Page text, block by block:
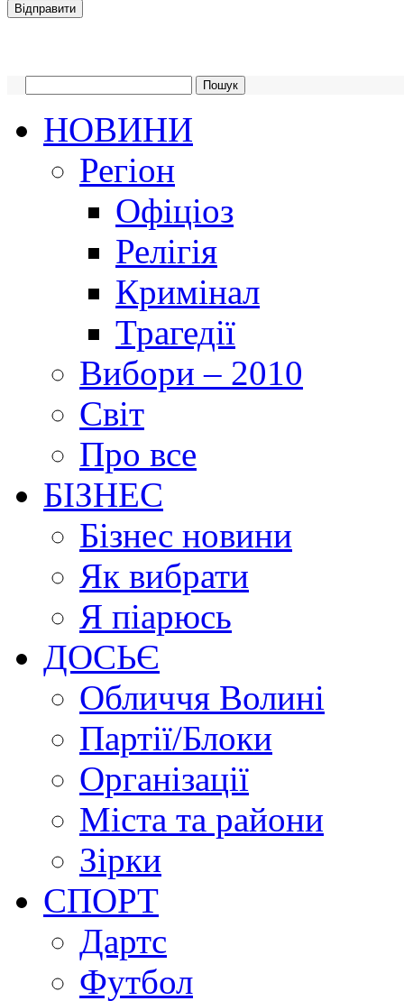
НОВИНИ
Регіон
Офіціоз
Релігія
Кримінал
Трагедії
Вибори – 2010
Світ
Про все
БІЗНЕС
Бізнес новини
Як вибрати
Я піарюсь
ДОСЬЄ
Обличчя Волині
Партії/Блоки
Організації
Міста та райони
Зірки
СПОРТ
Дартс
Футбол